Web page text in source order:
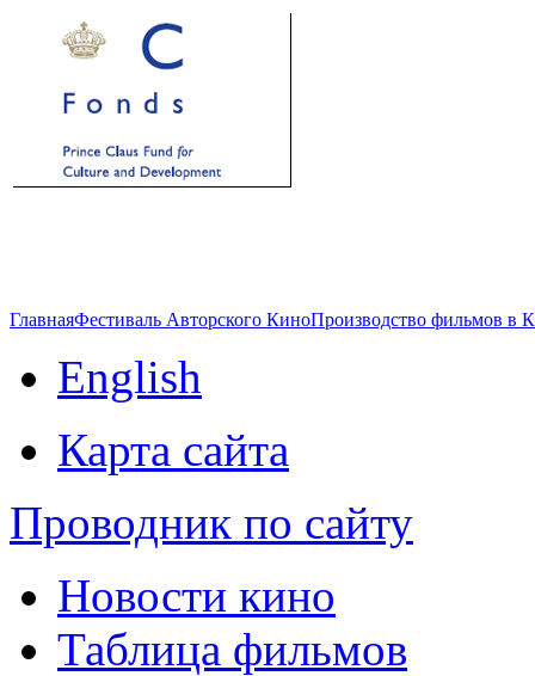
ГлавнаяФестиваль Авторского КиноПроизводство фильмов в
English
Карта сайта
Проводник по сайту
Новости кино
Таблица фильмов